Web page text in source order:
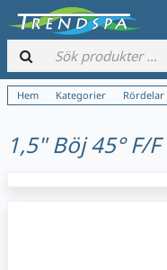
Hem Kategorier Rördelar
1,5" Böj 45° F/F